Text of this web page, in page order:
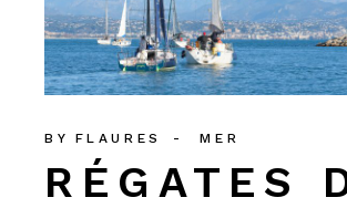
BY FLAURES MER
RÉGATES